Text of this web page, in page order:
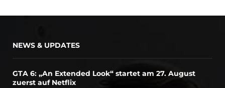
NEWS & UPDATES
GTA 6: „An Extended Look“ startet am 27. August
zuerst auf Netflix